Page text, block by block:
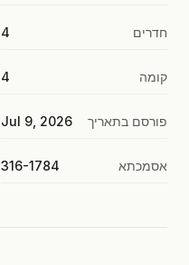
חדרים 4
קומה 4
פורסם בתאריך Jul 9, 2026
אסמכתא 316-1784